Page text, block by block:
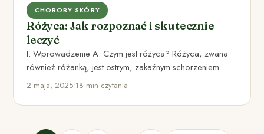
CHOROBY SKÓRY
Różyca: Jak rozpoznać i skutecznie
leczyć
I. Wprowadzenie A. Czym jest różyca? Różyca, zwana
również różanką, jest ostrym, zakaźnym schorzeniem
skóry, charakteryzującym się czerwoną,…
2 maja, 2025•18 min czytania